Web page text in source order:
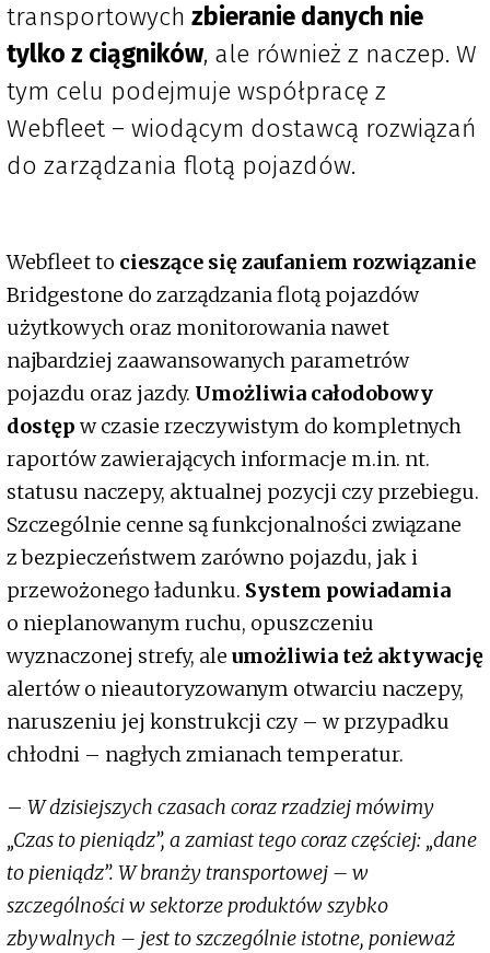
transportowych zbieranie danych nie
tylko z ciągników, ale również z naczep. W
tym celu podejmuje współpracę z
Webfleet – wiodącym dostawcą rozwiązań
do zarządzania flotą pojazdów.
Webfleet to cieszące się zaufaniem rozwiązanie
Bridgestone do zarządzania flotą pojazdów
użytkowych oraz monitorowania nawet
najbardziej zaawansowanych parametrów
pojazdu oraz jazdy. Umożliwia całodobowy
dostępw czasie rzeczywistym do kompletnych
raportów zawierających informacje m.in. nt.
statusu naczepy, aktualnej pozycji czy przebiegu.
Szczególnie cenne są funkcjonalności związane
z bezpieczeństwem zarówno pojazdu, jak i
przewożonego ładunku. System powiadamia
o nieplanowanym ruchu, opuszczeniu
wyznaczonej strefy, ale umożliwia też aktywację
alertów o nieautoryzowanym otwarciu naczepy,
naruszeniu jej konstrukcji czy – w przypadku
chłodni – nagłych zmianach temperatur.
– W dzisiejszych czasach coraz rzadziej mówimy
„Czas to pieniądz”, a zamiast tego coraz częściej: „dane
to pieniądz”. W branży transportowej – w
szczególności w sektorze produktów szybko
zbywalnych – jest to szczególnie istotne, ponieważ